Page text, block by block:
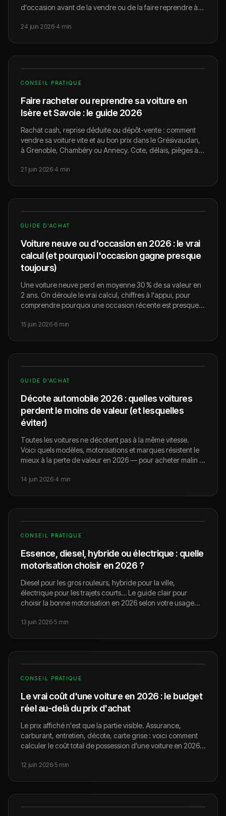
d'occasion avant de la vendre ou de la faire reprendre à
24 juin 2026·4 min
CONSEIL PRATIQUE
Faire racheter ou reprendre sa voiture en
Isère et Savoie : le guide 2026
Rachat cash, reprise déduite ou dépôt-vente : comment
vendre sa voiture vite et au bon prix dans le Grésivaudan,
à Grenoble, Chambéry ou Annecy. Cote, délais, pièges à
21 juin 2026·4 min
GUIDE D'ACHAT
Voiture neuve ou d'occasion en 2026 : le vrai
calcul (et pourquoi l'occasion gagne presque
toujours)
Une voiture neuve perd en moyenne 30 % de sa valeur en
2 ans. On déroule le vrai calcul, chiffres à l'appui, pour
comprendre pourquoi une occasion récente est presque
15 juin 2026·6 min
GUIDE D'ACHAT
Décote automobile 2026 : quelles voitures
perdent le moins de valeur (et lesquelles
éviter)
Toutes les voitures ne décotent pas à la même vitesse.
Voici quels modèles, motorisations et marques résistent le
mieux à la perte de valeur en 2026 — pour acheter malin et
14 juin 2026·4 min
CONSEIL PRATIQUE
Essence, diesel, hybride ou électrique : quelle
motorisation choisir en 2026 ?
Diesel pour les gros rouleurs, hybride pour la ville,
électrique pour les trajets courts… Le guide clair pour
choisir la bonne motorisation en 2026 selon votre usage
13 juin 2026·5 min
CONSEIL PRATIQUE
Le vrai coût d'une voiture en 2026 : le budget
réel au-delà du prix d'achat
Le prix affiché n'est que la partie visible. Assurance,
carburant, entretien, décote, carte grise : voici comment
calculer le coût total de possession d'une voiture en 2026
12 juin 2026·5 min